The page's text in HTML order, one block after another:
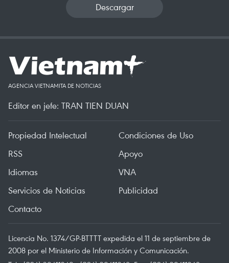
Descargar
AGENCIA VIETNAMITA DE NOTICIAS
Editor en jefe: TRAN TIEN DUAN
Propiedad Intelectual
Condiciones de Uso
RSS
Apoyo
Idiomas
VNA
Servicios de Noticias
Publicidad
Contacto
Licencia No. 1374/GP-BTTTT expedida el 11 de septiembre de
2008 por el Ministerio de Información y Comunicación.